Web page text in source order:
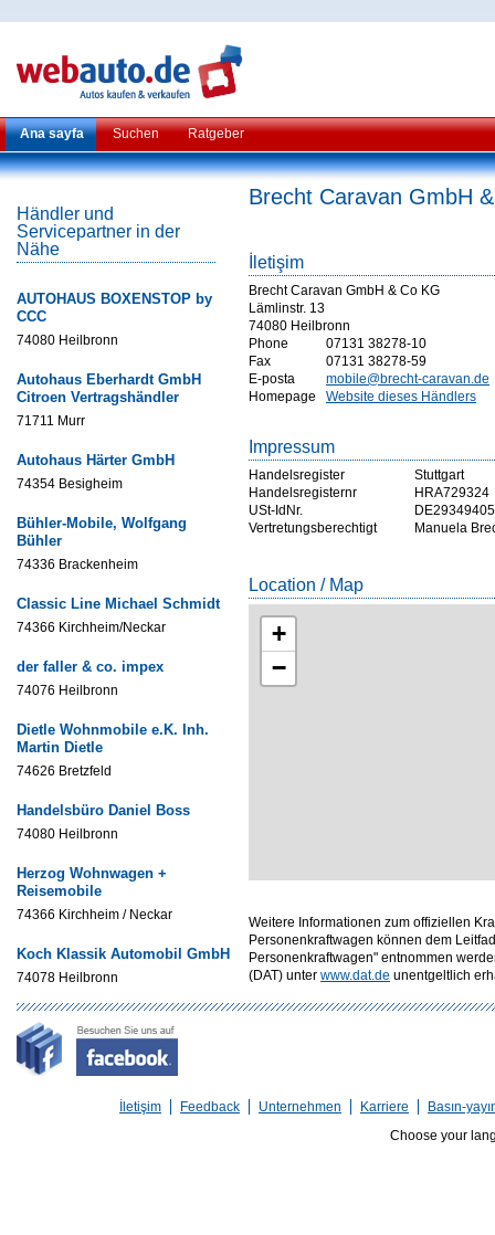
Ana sayfa Suchen Ratgeber
Händler und
Servicepartner in der
Nähe
AUTOHAUS BOXENSTOP by
CCC
74080 Heilbronn
Autohaus Eberhardt GmbH
Citroen Vertragshändler
71711 Murr
Autohaus Härter GmbH
74354 Besigheim
Bühler-Mobile, Wolfgang
Bühler
74336 Brackenheim
Classic Line Michael Schmidt
74366 Kirchheim/Neckar
der faller & co. impex
74076 Heilbronn
Dietle Wohnmobile e.K. Inh.
Martin Dietle
74626 Bretzfeld
Handelsbüro Daniel Boss
74080 Heilbronn
Herzog Wohnwagen +
Reisemobile
74366 Kirchheim / Neckar
Koch Klassik Automobil GmbH
74078 Heilbronn
Brecht Caravan GmbH
İletişim
Brecht Caravan GmbH & Co KG
Lämlinstr. 13
74080 Heilbronn
Phone
07131 38278-10
Fax
07131 38278-59
E-posta
mobile@brecht-caravan.de
Homepage
Website dieses Händlers
Impressum
Handelsregister
Stuttgart
Handelsregisternr
HRA729324
USt-IdNr.
Vertretungsberechtigt
Manuela
Location / Map
+
−
Weitere Informationen zum offiziellen
Personenkraftwagen können dem
Personenkraftwagen" entnommen
(DAT) unter www.dat.de unentgeltlich
İletişim Feedback Unternehmen Karriere
Basın-
Choose your